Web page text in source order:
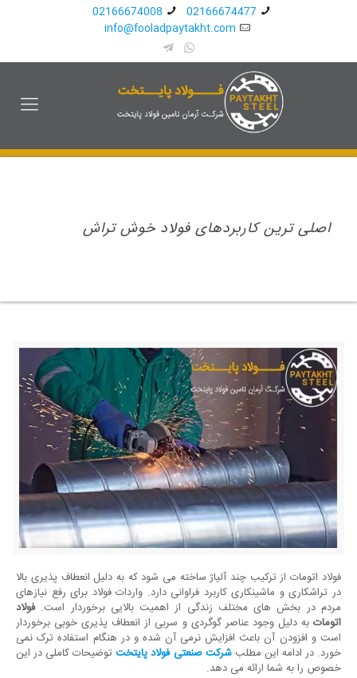
02166674477
02166674008
info@fooladpaytakht.com
اصلی ترین کاربردهای فولاد خوش تراش
فولاد اتومات از ترکیب چند آلیاژ ساخته می شود که به دلیل انعطاف پذیری بالا
در تراشکاری و ماشینکاری کاربرد فراوانی دارد. واردات فولاد برای رفع نیازهای
مردم در بخش های مختلف زندگی از اهمیت بالایی برخوردار است.فولاد
اتومات به دلیل وجود عناصر گوگردی و سربی از انعطاف پذیری خوبی برخوردار
است و افزودن آن باعث افزایش نرمی آن شده و در هنگام استفاده ترک نمی
خورد. در ادامه این مطلبشرکت صنعتی فولاد پایتختتوضیحات کاملی در این
خصوص را به شما ارائه می دهد.